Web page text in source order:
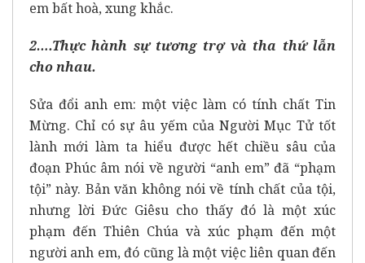
em bất hoà, xung khắc.
2….Thực hành sự tương trợ và tha thứ lẫn
cho nhau.
Sửa đổi anh em: một việc làm có tính chất Tin
Mừng. Chỉ có sự âu yếm của Người Mục Tử tốt
lành mới làm ta hiểu được hết chiều sâu của
đoạn Phúc âm nói về người “anh em” đã “phạm
tội” này. Bản văn không nói về tính chất của tội,
nhưng lời Đức Giêsu cho thấy đó là một xúc
phạm đến Thiên Chúa và xúc phạm đến một
người anh em, đó cũng là một việc liên quan đến